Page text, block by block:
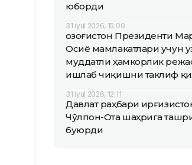
юборди
31 iyul 2026, 15:00
Қозоғистон Президенти
Осиё мамлакатлари учун
муддатли ҳамкорлик
ишлаб чиқишни таклиф
31 iyul 2026, 12:11
Давлат раҳбари
Чўлпон-Ота шаҳрига
буюрди